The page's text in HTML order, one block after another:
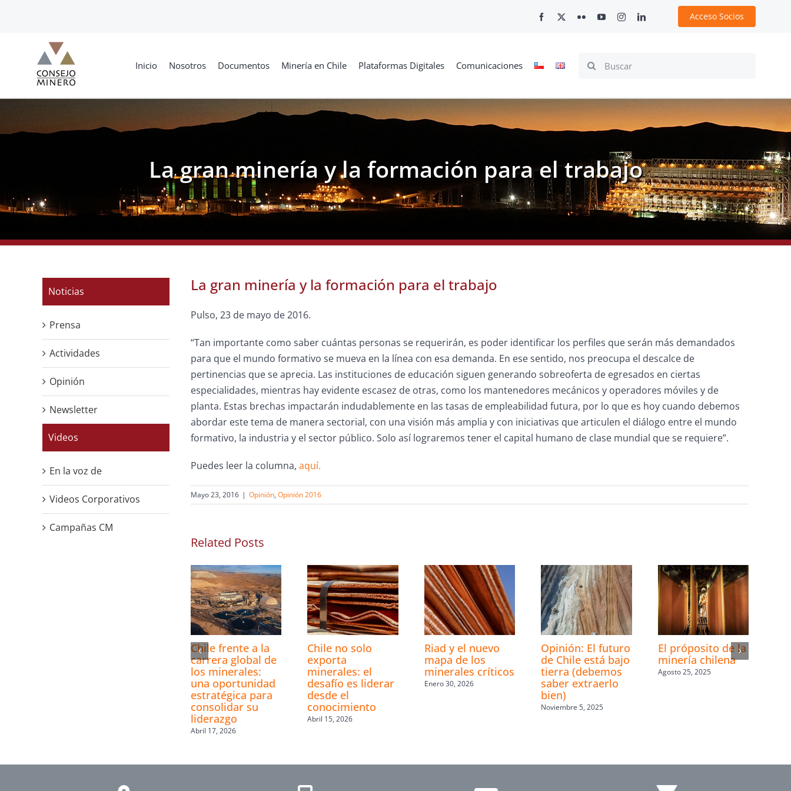
Acceso Socios
Inicio Nosotros Documentos Minería en Chile Plataformas Digitales Comunicaciones
Search
La gran minería y la formación para el trabajo
La gran minería y la formación para el trabajo
Pulso, 23 de mayo de 2016.
“Tan importante como saber cuántas personas se requerirán, es poder identificar los perfiles que serán más demandados
para que el mundo formativo se mueva en la línea con esa demanda. En ese sentido, nos preocupa el descalce de
pertinencias que se aprecia. Las instituciones de educación siguen generando sobreoferta de egresados en ciertas
especialidades, mientras hay evidente escasez de otras, como los mantenedores mecánicos y operadores móviles y de
planta. Estas brechas impactarán indudablemente en las tasas de empleabilidad futura, por lo que es hoy cuando debemos
abordar este tema de manera sectorial, con una visión más amplia y con iniciativas que articulen el diálogo entre el mundo
formativo, la industria y el sector público. Solo así lograremos tener el capital humano de clase mundial que se requiere”.
Puedes leer la columna, aquí.
Mayo 23, 2016 | Opinión, Opinión 2016
Related Posts
Chile frente a la
carrera global de
los minerales:
una oportunidad
estratégica para
consolidar su
liderazgo
Abril 17, 2026
Chile no solo
exporta
minerales: el
desafío es liderar
desde el
conocimiento
Abril 15, 2026
Riad y el nuevo
mapa de los
minerales críticos
Enero 30, 2026
Opinión: El futuro
de Chile está bajo
tierra (debemos
saber extraerlo
bien)
Noviembre 5, 2025
El próposito de la
minería chilena
Agosto 25, 2025
Noticias
Prensa
Actividades
Opinión
Newsletter
Videos
En la voz de
Videos Corporativos
Campañas CM